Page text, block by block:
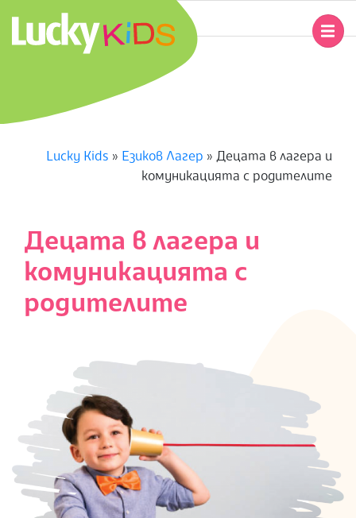
content
U
Y
K
Lucky Kids » Езиков Лагер » Децата в лагера и
комуникацията с родителите
Децата в лагера и
комуникацията с
родителите